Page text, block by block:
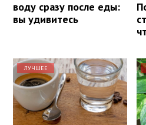
воду сразу после еды:
вы удивитесь
ЛУЧШЕЕ